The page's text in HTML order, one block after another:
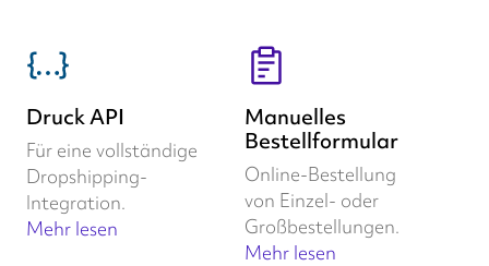
Druck API
Für eine vollständige
Dropshipping-
Integration.
Mehr lesen
Manuelles
Bestellformular
Online-Bestellung
von Einzel- oder
Großbestellungen.
Mehr lesen